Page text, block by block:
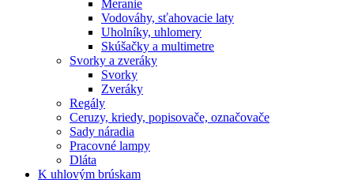
Meranie
Vodováhy, sťahovacie laty
Uholníky, uhlomery
Skúšačky a multimetre
Svorky a zveráky
Svorky
Zveráky
Regály
Ceruzy, kriedy, popisovače, označovače
Sady náradia
Pracovné lampy
Dláta
K uhlovým brúskam